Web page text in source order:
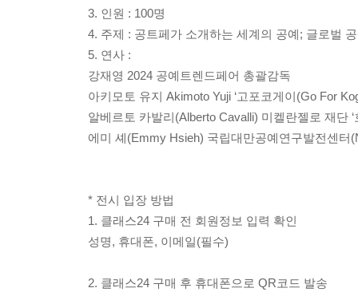
3. 인원 : 100명
4. 주제 : 공트페가 소개하는 세계의 공예; 글로벌
5. 연사 :
강재영 2024 공예트렌드페어 총괄감독
아키모토 유지 Akimoto Yuji ‘고포코게이(Go For
알베르토 카발리(Alberto Cavalli) 미켈란젤로 재단
에미 셰(Emmy Hsieh) 국립대만공예연구발전센터
* 전시 입장 방법
1. 클래스24 구매 전 회원정보 입력 확인
성명, 휴대폰, 이메일(필수)
2. 클래스24 구매 후 휴대폰으로 QR코드 발송